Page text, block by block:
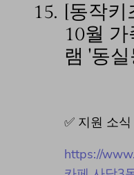
15.
[동작
10월
램 '동
✅ 지원 소
https://